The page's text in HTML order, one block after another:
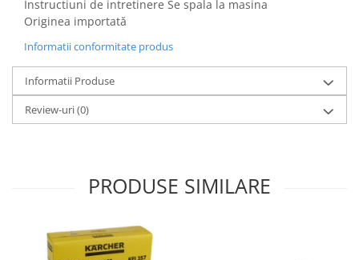
Incaltaminte femei
Ochelari de soare
Ochelari de vedere
Gaming, Carti & Birotica
Birotica & Papetarie
Console, Jocuri & Accesorii
Accesorii aparate hair styling
Aparate cosmetice
Instructiuni de intretinere Se spala la masina
Originea importată
Informatii conformitate produs
Informatii Produse
Review-uri(0)
PRODUSE SIMILARE